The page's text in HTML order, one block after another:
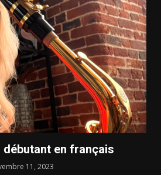
en français
11, 2023